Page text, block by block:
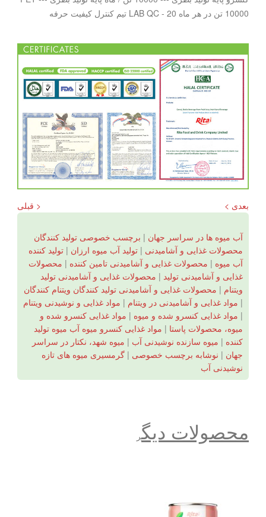
10000 تن در هر ماه LAB QC - 20 تیم کنترل کیفیت حرفه
< قبلی بعدی >
آب میوه ها در سراسر جهان | برچسب خصوصی تولید کنندگان
محصولات غذایی و آشامیدنی | تولید آب میوه ارزان | تولید کننده
آب میوه | محصولات غذایی و آشامیدنی تامین کننده | محصولات
غذایی و آشامیدنی تولید | محصولات غذایی و آشامیدنی تولید
ویتنام | محصولات غذایی و آشامیدنی تولید کنندگان ویتنام کنندگان
| مواد غذایی و آشامیدنی در ویتنام | مواد غذایی و نوشیدنی ویتنام
| مواد غذایی کنسرو شده و میوه | مواد غذایی کنسرو شده و
میوه، محصولات پاستا | مواد غذایی کنسرو میوه آب میوه تولید
کننده | میوه سازنده نوشیدنی آب | میوه شهد، نکتار در سراسر
جهان | نوشابه برچسب خصوصی | گرمسیری میوه های تازه
نوشیدنی آب
محصولات دیگر